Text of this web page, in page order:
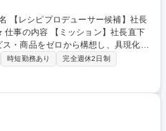
・商品をゼロから構想し、具現化す
いレシピを作るだけでなく、顧客体
ライアンスや高難
リエイティブ・リーダーシップが求
ス、新商品の企画立案およびメニュ
■要件定義、原価計算、メニュー名や
ク■データやお声分析、レビュー■レ
時短勤務あり
完全週休2日制